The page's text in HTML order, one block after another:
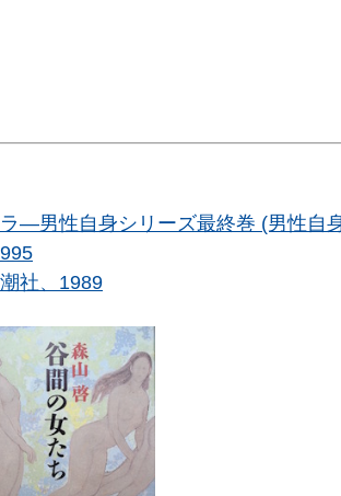
―男性自身シリーズ最終巻 (男性自
社、1989